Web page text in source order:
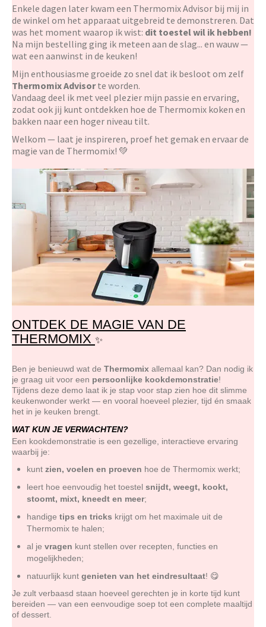
Machines en Toebehoren
Breistekenbibliotheek
Kleine Prijsjes
Tips & Tricks
Thermomix TM7
Enkele dagen later kwam een Thermomix Advisor bij mij in
de winkel om het apparaat uitgebreid te demonstreren. Dat
was het moment waarop ik wist: dit toestel wil ik hebben!
Na mijn bestelling ging ik meteen aan de slag... en wauw —
wat een aanwinst in de keuken!
Mijn enthousiasme groeide zo snel dat ik besloot om zelf
Thermomix Advisorte worden.
Vandaag deel ik met veel plezier mijn passie en ervaring,
zodat ook jij kunt ontdekken hoe de Thermomix koken en
bakken naar een hoger niveau tilt.
Welkom — laat je inspireren, proef het gemak en ervaar de
magie van de Thermomix! 💚
ONTDEK DE MAGIE VAN DE
THERMOMIX ✨
Ben je benieuwd wat de Thermomix allemaal kan? Dan nodig ik
je graag uit voor een persoonlijke kookdemonstratie!
Tijdens deze demo laat ik je stap voor stap zien hoe dit slimme
keukenwonder werkt — en vooral hoeveel plezier, tijd én smaak
het in je keuken brengt.
WAT KUN JE VERWACHTEN?
Een kookdemonstratie is een gezellige, interactieve ervaring
waarbij je:
kunt zien, voelen en proeven hoe de Thermomix werkt;
leert hoe eenvoudig het toestel snijdt, weegt, kookt,
stoomt, mixt, kneedt en meer;
handige tips en tricks krijgt om het maximale uit de
Thermomix te halen;
al je vragen kunt stellen over recepten, functies en
mogelijkheden;
natuurlijk kunt genieten van het eindresultaat! 😋
Je zult verbaasd staan hoeveel gerechten je in korte tijd kunt
bereiden — van een eenvoudige soep tot een complete maaltijd
of dessert.